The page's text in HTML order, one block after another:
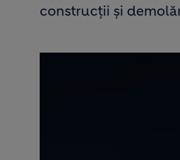
construcții și